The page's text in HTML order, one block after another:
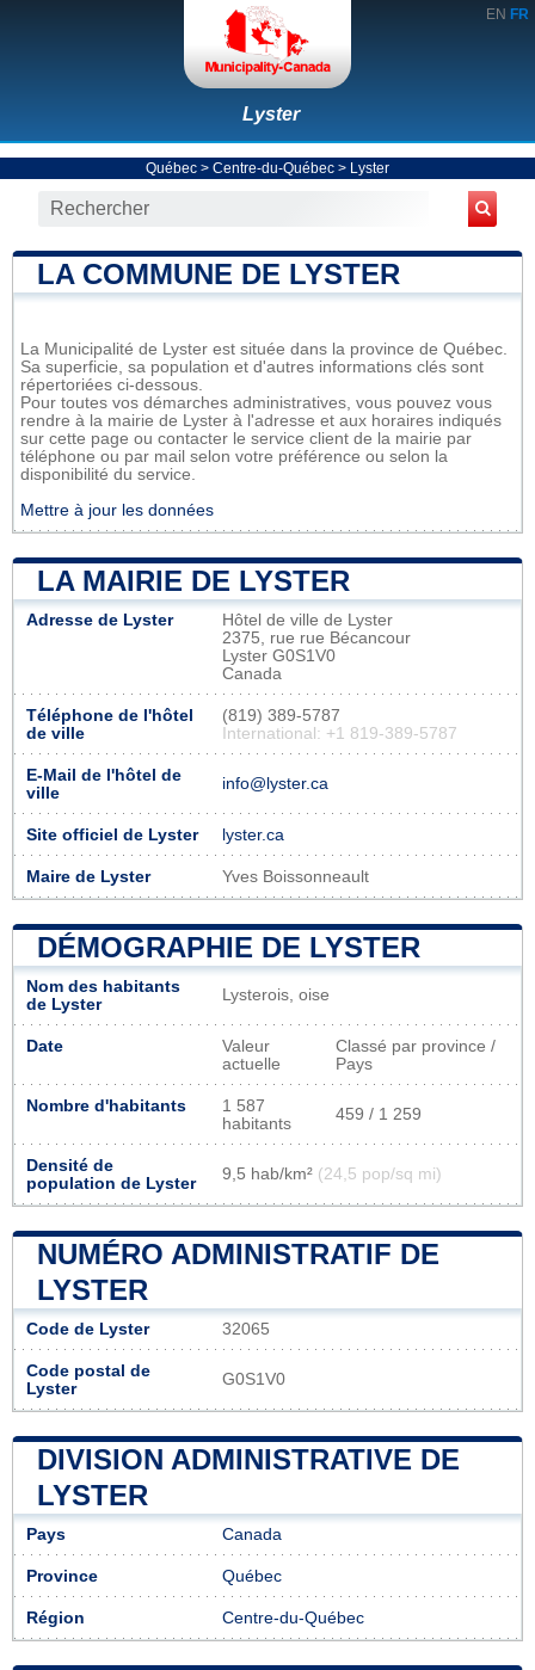
EN FR
Lyster
Québec > Centre-du-Québec > Lyster
LA COMMUNE DE LYSTER
La Municipalité de Lyster est située dans la province de Québec.
Sa superficie, sa population et d'autres informations clés sont
répertoriées ci-dessous.
Pour toutes vos démarches administratives, vous pouvez vous
rendre à la mairie de Lyster à l'adresse et aux horaires indiqués
sur cette page ou contacter le service client de la mairie par
téléphone ou par mail selon votre préférence ou selon la
disponibilité du service.
Mettre à jour les données
LA MAIRIE DE LYSTER
Adresse de Lyster
Hôtel de ville de Lyster
2375, rue rue Bécancour
Lyster G0S1V0
Canada
Téléphone de l'hôtel
de ville
(819) 389-5787
International: +1 819-389-5787
E-Mail de l'hôtel de
ville
info@lyster.ca
Site officiel de Lyster lyster.ca
Maire de Lyster Yves Boissonneault
DÉMOGRAPHIE DE LYSTER
Nom des habitants
de Lyster
Lysterois, oise
Date
Valeur
actuelle
Classé par province /
Pays
Nombre d'habitants
1 587
habitants
459 / 1 259
Densité de
population de Lyster
9,5 hab/km² (24,5 pop/sq mi)
NUMÉRO ADMINISTRATIF DE
LYSTER
Code de Lyster 32065
Code postal de
Lyster
G0S1V0
DIVISION ADMINISTRATIVE DE
LYSTER
Pays Canada
Province Québec
Région Centre-du-Québec